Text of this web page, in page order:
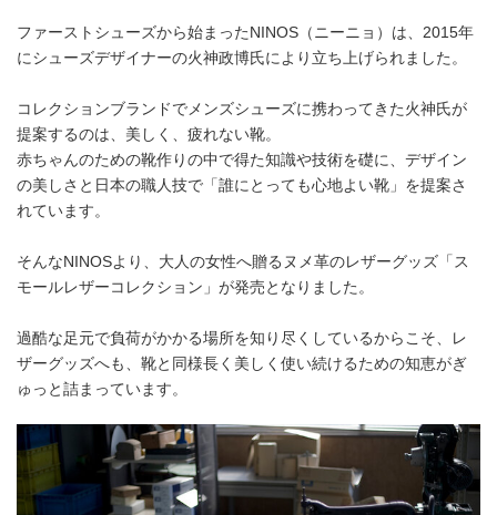
ファーストシューズから始まったNINOS（ニーニョ）は、2015年
にシューズデザイナーの火神政博氏により立ち上げられました。
コレクションブランドでメンズシューズに携わってきた火神氏が
提案するのは、美しく、疲れない靴。
赤ちゃんのための靴作りの中で得た知識や技術を礎に、デザイン
の美しさと日本の職人技で「誰にとっても心地よい靴」を提案さ
れています。
そんなNINOSより、大人の女性へ贈るヌメ革のレザーグッズ「ス
モールレザーコレクション」が発売となりました。
過酷な足元で負荷がかかる場所を知り尽くしているからこそ、レ
ザーグッズへも、靴と同様長く美しく使い続けるための知恵がぎ
ゅっと詰まっています。